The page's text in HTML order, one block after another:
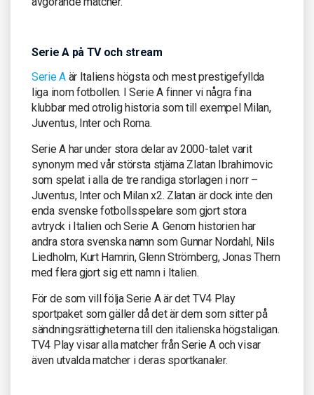
Serie A på TV och stream
Serie Aär Italiens högsta och mest prestigefyllda
liga inom fotbollen. I Serie A finner vi några fina
klubbar med otrolig historia som till exempel Milan,
Juventus, Inter och Roma.
Serie A har under stora delar av 2000-talet varit
synonym med vår största stjärna Zlatan Ibrahimovic
som spelat i alla de tre randiga storlagen i norr –
Juventus, Inter och Milan x2. Zlatan är dock inte den
enda svenske fotbollsspelare som gjort stora
avtryck i Italien och Serie A. Genom historien har
andra stora svenska namn som Gunnar Nordahl, Nils
Liedholm, Kurt Hamrin, Glenn Strömberg, Jonas Thern
med flera gjort sig ett namn i Italien.
För de som vill följa Serie A är det TV4 Play
sportpaket som gäller då det är dem som sitter på
sändningsrättigheterna till den italienska högstaligan.
TV4 Play visar alla matcher från Serie A och visar
även utvalda matcher i deras sportkanaler.